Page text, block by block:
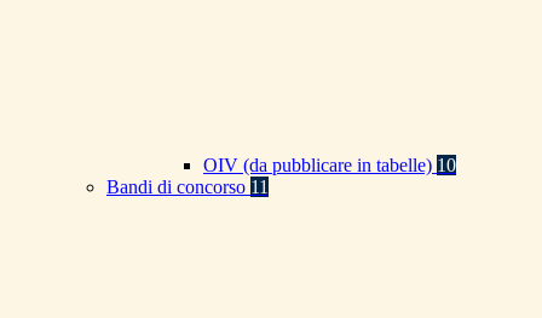
OIV (da pubblicare in tabelle) 10
Bandi di concorso 11